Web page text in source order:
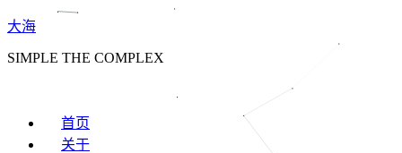
大海
SIMPLE THE COMPLEX
首页
关于